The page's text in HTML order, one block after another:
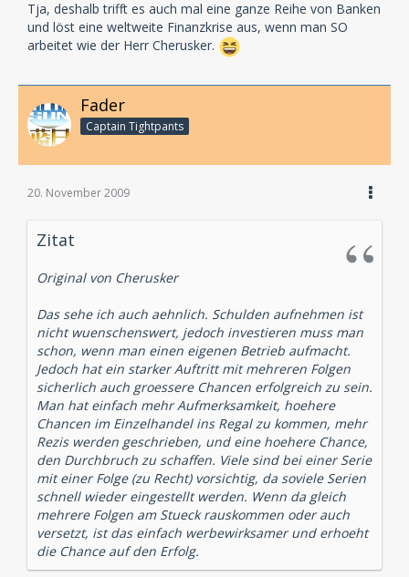
Tja, deshalb trifft es auch mal eine ganze Reihe von Banken
und löst eine weltweite Finanzkrise aus, wenn man SO
arbeitet wie der Herr Cherusker.
Fader
Captain Tightpants
20. November 2009
Zitat
Original von Cherusker
Das sehe ich auch aehnlich. Schulden aufnehmen ist
nicht wuenschenswert, jedoch investieren muss man
schon, wenn man einen eigenen Betrieb aufmacht.
Jedoch hat ein starker Auftritt mit mehreren Folgen
sicherlich auch groessere Chancen erfolgreich zu sein.
Man hat einfach mehr Aufmerksamkeit, hoehere
Chancen im Einzelhandel ins Regal zu kommen, mehr
Rezis werden geschrieben, und eine hoehere Chance,
den Durchbruch zu schaffen. Viele sind bei einer Serie
mit einer Folge (zu Recht) vorsichtig, da soviele Serien
schnell wieder eingestellt werden. Wenn da gleich
mehrere Folgen am Stueck rauskommen oder auch
versetzt, ist das einfach werbewirksamer und erhoeht
die Chance auf den Erfolg.